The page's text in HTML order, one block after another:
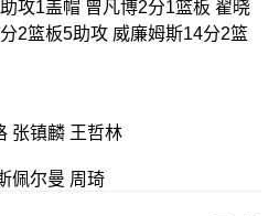
攻1盖帽 曾凡博2分1篮板 翟晓
2篮板5助攻 威廉姆斯14分2篮
张镇麟 王哲林
佩尔曼 周琦